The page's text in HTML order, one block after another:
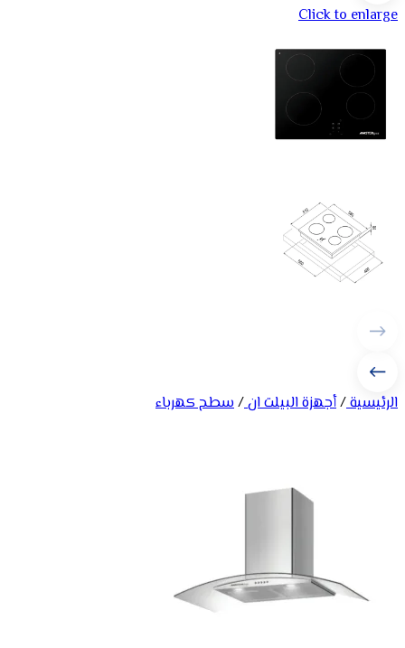
Click to enlarge
الرئيسية/أجهزة البيلت ان/سطح كهرباء